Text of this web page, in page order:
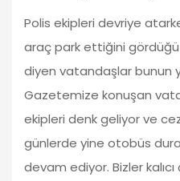
Polis ekipleri devriye
araç park ettiğini
diyen vatandaşlar bunun
Gazetemize konuşan
ekipleri denk geliyor ve
günlerde yine otobüs
devam ediyor. Bizler